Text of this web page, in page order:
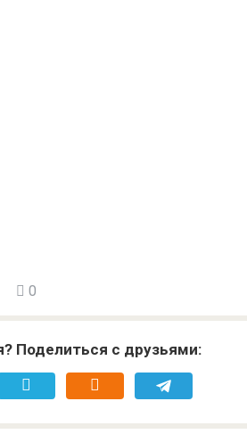
0
Поделиться с друзьями: